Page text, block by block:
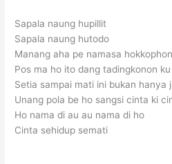
Sapala naung hupillit
Sapala naung hutodo
Manang aha pe namasa
Pos ma ho ito dang tadingkonon
Setia sampai mati ini bukan hanya
Unang pola be ho sangsi cinta ki
Ho nama di au au nama di ho
Cinta sehidup semati